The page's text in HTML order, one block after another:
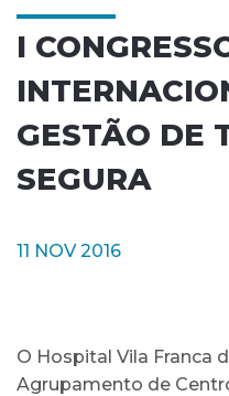
I
GESTÃO DE
SEGURA
11 NOV 2016
O Hospital Vila Franca
Agrupamento de